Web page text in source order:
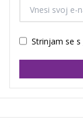
Strinjam se s